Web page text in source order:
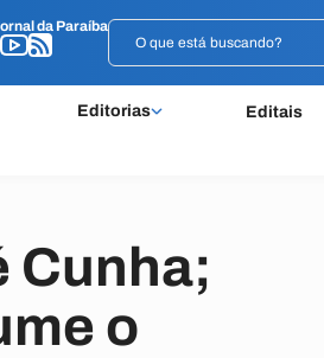
da Paraíba
Editorias Editais
da Paraíba
Cunha;
o